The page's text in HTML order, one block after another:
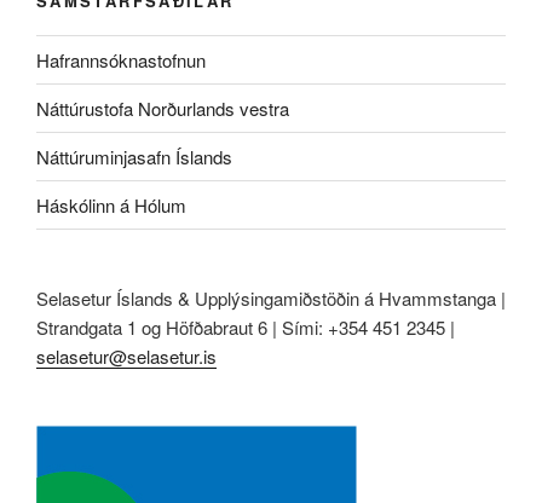
Hafrannsóknastofnun
Náttúrustofa Norðurlands vestra
Náttúruminjasafn Íslands
Háskólinn á Hólum
Selasetur Íslands & Upplýsingamiðstöðin á Hvammstanga |
Strandgata 1 og Höfðabraut 6 | Sími: +354 451 2345 |
selasetur@selasetur.is